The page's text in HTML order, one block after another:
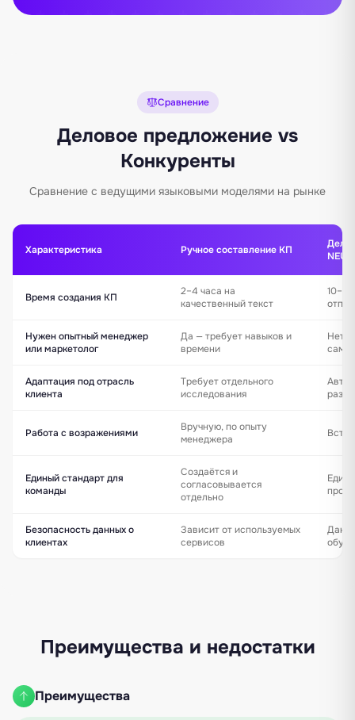
Сравнение
Деловое предложение vs
Конкуренты
Сравнение с ведущими языковыми моделями на рынке
Характеристика Ручное составление КП
Время создания КП
2–4 часа на
качественный текст
Нужен опытный менеджер
или маркетолог
Да — требует навыков и
времени
Нет
Адаптация под отрасль
клиента
Требует отдельного
исследования
Работа с возражениями
Вручную, по опыту
менеджера
Единый стандарт для
команды
Создаётся и
согласовывается
отдельно
Безопасность данных о
клиентах
Зависит от используемых
сервисов
Преимущества и недостатки
Преимущества